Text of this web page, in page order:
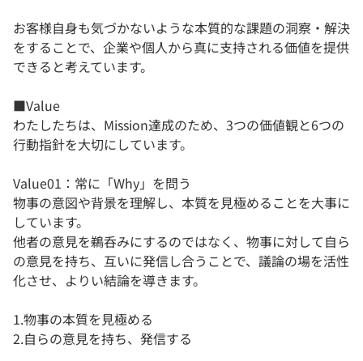
お客様自身も気づかないような本質的な課題の洞察・解決
をすることで、企業や個人から真に支持される価値を提供
できると考えています。
■Value
​わたしたちは、Mission達成のため、3つの価値観と6つの
行動指針を大切にしています。
Value01：常に「Why」を問う
物事の意図や背景を理解し、本質を見極めることを大事に
しています。
他者の意見を鵜呑みにするのではなく、物事に対して自ら
の意見を持ち、互いに発信し合うことで、議論の場を活性
化させ、よりい結論を導きます。
1.物事の本質を見極める
2.自らの意見を持ち、発信する